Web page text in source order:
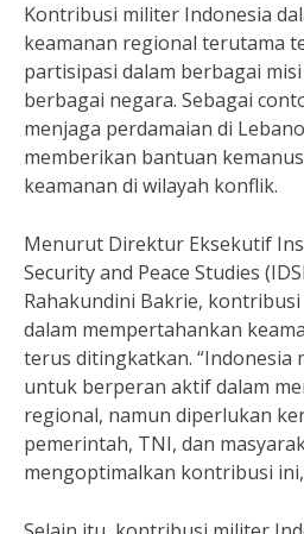
Kontribusi militer Indonesia
keamanan regional terutama
partisipasi dalam berbagai
berbagai negara. Sebagai
menjaga perdamaian di
memberikan bantuan
keamanan di wilayah konflik.
Menurut Direktur Eksekutif
Security and Peace Studies
Rahakundini Bakrie,
dalam mempertahankan
terus ditingkatkan. “Indonesia
untuk berperan aktif dalam
regional, namun diperlukan
pemerintah, TNI, dan
mengoptimalkan kontribusi